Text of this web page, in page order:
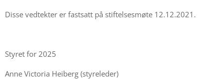
Disse vedtekter er fastsatt på stiftelsesmøte 12.12.2021.
Styret for 2025
Anne Victoria Heiberg (styreleder)